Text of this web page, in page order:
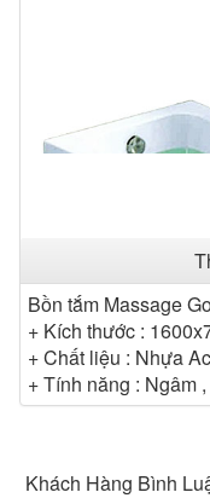
Bồn tắm Massage
+ Kích thước :
+ Chất liệu : Nhựa
+ Tính năng : Ngâm
Khách Hàng Bình